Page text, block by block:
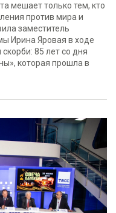
мешает только тем, кто
против мира и
заместитель
Ирина Яровая в ходе
85 лет со дня
которая прошла в